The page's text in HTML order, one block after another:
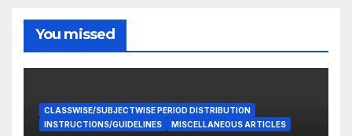
You missed
CLASSWISE/SUBJECTWISE PERIOD DISTRIBUTION
INSTRUCTIONS/GUIDELINES
MISCELLANEOUS ARTICLES